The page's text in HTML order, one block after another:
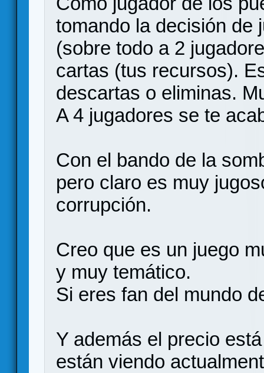
tomando la decisión de
(sobre todo a 2
cartas (tus recursos).
descartas o eliminas.
A 4 jugadores se te
Con el bando de la
pero claro es muy
corrupción.
Creo que es un juego
y muy temático.
Si eres fan del mundo
Y además el precio
están viendo